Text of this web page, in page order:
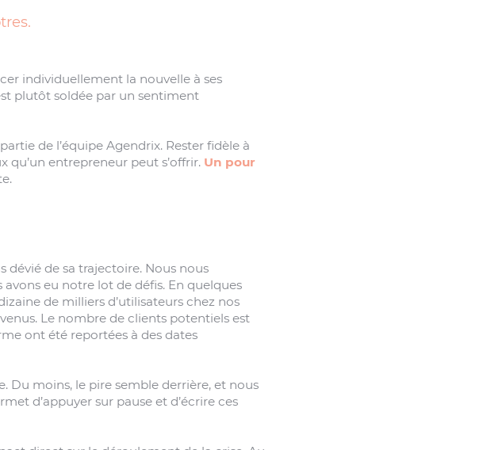
individuellement la nouvelle à ses
plutôt soldée par un sentiment
de l’équipe Agendrix. Rester fidèle à
qu’un entrepreneur peut s’offrir. Un pour
dévié de sa trajectoire. Nous nous
eu notre lot de défis. En quelques
de milliers d’utilisateurs chez nos
Le nombre de clients potentiels est
ont été reportées à des dates
Du moins, le pire semble derrière, et nous
d’appuyer sur pause et d’écrire ces